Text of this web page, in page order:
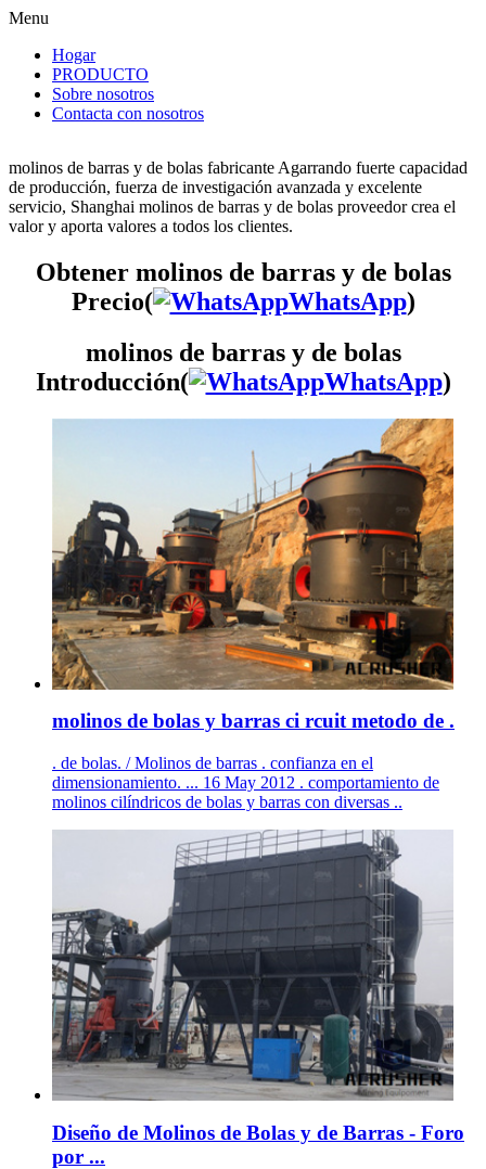
Menu
Hogar
PRODUCTO
Sobre nosotros
Contacta con nosotros
molinos de barras y de bolas fabricante Agarrando fuerte capacidad
de producción, fuerza de investigación avanzada y excelente
servicio, Shanghai molinos de barras y de bolas proveedor crea el
valor y aporta valores a todos los clientes.
Obtener molinos de barras y de bolas
Precio(
WhatsApp)
molinos de barras y de bolas
Introducción(
WhatsApp)
molinos de bolas y barras ci rcuit metodo de .
. de bolas. / Molinos de barras . confianza en el
dimensionamiento. ... 16 May 2012 . comportamiento de
molinos cilíndricos de bolas y barras con diversas ..
Diseño de Molinos de Bolas y de Barras - Foro
por ...